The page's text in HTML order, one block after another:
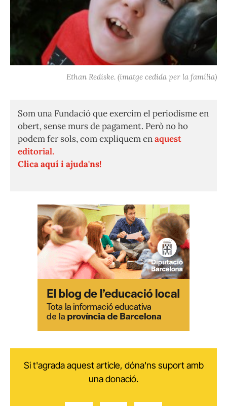
Ethan Rediske. (imatge cedida per la família)
Som una Fundació que exercim el periodisme en
obert, sense murs de pagament. Però no ho
podem fer sols, com expliquem enaquest
editorial.
Clica aquí i ajuda'ns!
Si t'agrada aquest article, dóna'ns suport amb
una donació.